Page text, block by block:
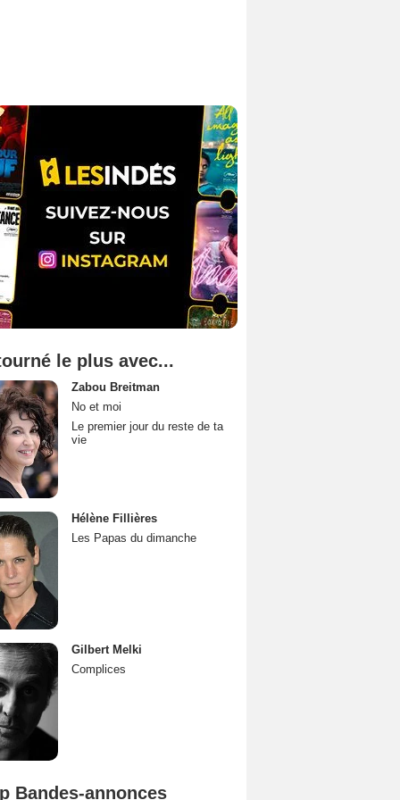
le plus avec...
Zabou Breitman
No et moi
Le premier jour du reste de ta
vie
Hélène Fillières
Les Papas du dimanche
Gilbert Melki
Complices
Bandes-annonces